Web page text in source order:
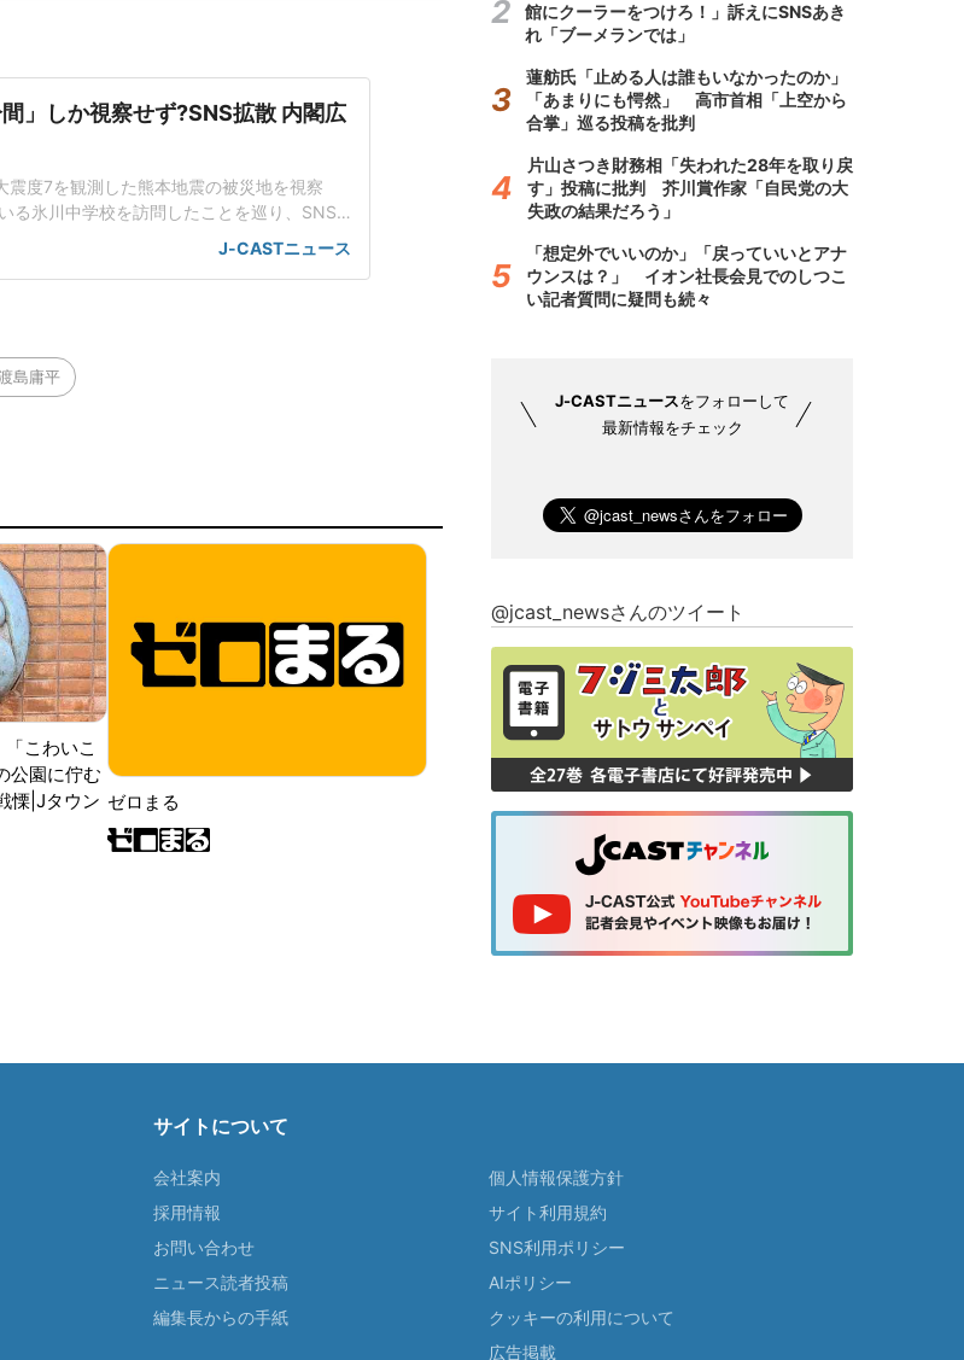
」しか視察せず?SNS拡散 内閣広
度7を観測した熊本地震の被災地を視察
る氷川中学校を訪問したことを巡り、SNS
滞在しなかったという情報が拡散してい
アカウントは4日、事実と全く異なる情報が
J-CASTニュース
島庸平
「こわいこ
公園に佇む
慄|Jタウン ゼロまる
館にクーラーをつけろ！」訴えにSNSあき
れ「ブーメランでは」
蓮舫氏「止める人は誰もいなかったのか」
「あまりにも愕然」 高市首相「上空から
合掌」巡る投稿を批判
片山さつき財務相「失われた28年を取り戻
す」投稿に批判 芥川賞作家「自民党の大
失政の結果だろう」
「想定外でいいのか」「戻っていいとアナ
ウンスは？」 イオン社長会見でのしつこ
い記者質問に疑問も続々
J-CASTニュースをフォローして
最新情報をチェック
@jcast_newsさんのツイート
サイトについて
会社案内
採用情報
お問い合わせ
ニュース読者投稿
編集長からの手紙
個人情報保護方針
サイト利用規約
SNS利用ポリシー
AIポリシー
クッキーの利用について
広告掲載